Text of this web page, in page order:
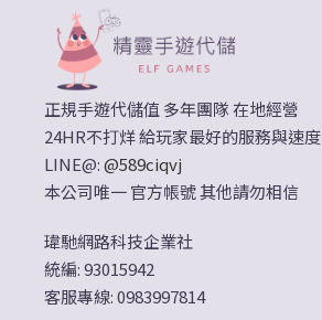
正規手遊代儲值 多年團隊 在地經營
24HR不打烊 給玩家最好的服務與速度
LINE@:@589ciqvj
本公司唯一 官方帳號 其他請勿相信
瑋馳網路科技企業社
統編: 93015942
客服專線: 0983997814